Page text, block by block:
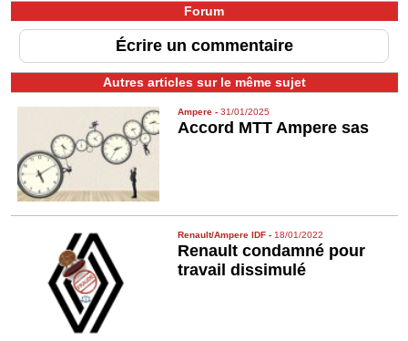
Forum
Écrire un commentaire
Autres articles sur le même sujet
Ampere -31/01/2025
Accord MTT Ampere sas
Renault/Ampere IDF - 18/01/2022
Renault condamné pour
travail dissimulé